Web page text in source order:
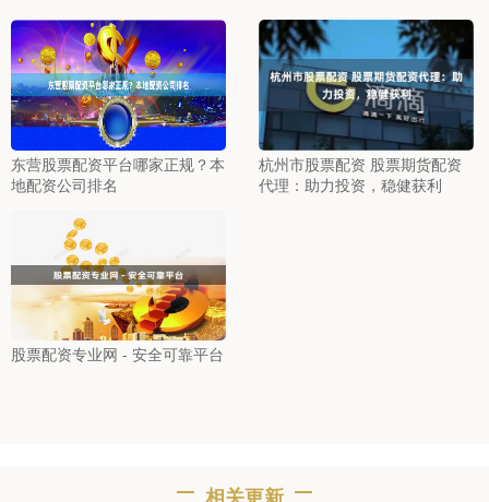
东营股票配资平台哪家正规？本
地配资公司排名
杭州市股票配资 股票期货配资
代理：助力投资，稳健获利
股票配资专业网 - 安全可靠平台